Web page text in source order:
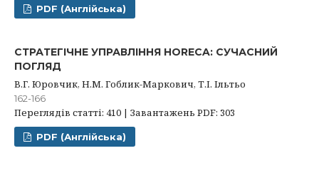
PDF (Англійська)
СТРАТЕГІЧНЕ УПРАВЛІННЯ HОRECA: СУЧАСНИЙ
ПОГЛЯД
В.Г. Юровчик, Н.М. Гоблик-Маркович, Т.І. Ільтьо
162-166
Переглядів статті: 410 | Завантажень PDF: 303
PDF (Англійська)